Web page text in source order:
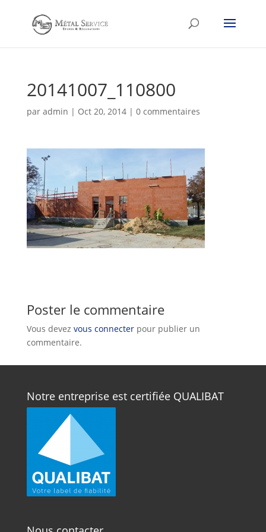
20141007_110800
par admin | Oct 20, 2014| 0 commentaires
Poster le commentaire
Vous devez vous connecterpour publier un
commentaire.
Notre entreprise est certifiée QUALIBAT